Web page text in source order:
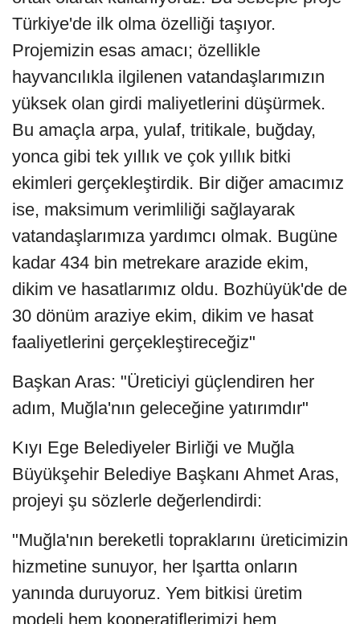
Türkiye'de ilk olma özelliği taşıyor.
Projemizin esas amacı; özellikle
hayvancılıkla ilgilenen vatandaşlarımızın
yüksek olan girdi maliyetlerini düşürmek.
Bu amaçla arpa, yulaf, tritikale, buğday,
yonca gibi tek yıllık ve çok yıllık bitki
ekimleri gerçekleştirdik. Bir diğer amacımız
ise, maksimum verimliliği sağlayarak
vatandaşlarımıza yardımcı olmak. Bugüne
kadar 434 bin metrekare arazide ekim,
dikim ve hasatlarımız oldu. Bozhüyük'de de
30 dönüm araziye ekim, dikim ve hasat
faaliyetlerini gerçekleştireceğiz"
Başkan Aras: "Üreticiyi güçlendiren her
adım, Muğla'nın geleceğine yatırımdır"
Kıyı Ege Belediyeler Birliği ve Muğla
Büyükşehir Belediye Başkanı Ahmet Aras,
projeyi şu sözlerle değerlendirdi:
"Muğla'nın bereketli topraklarını üreticimizin
hizmetine sunuyor, her lşartta onların
yanında duruyoruz. Yem bitkisi üretim
modeli hem kooperatiflerimizi hem